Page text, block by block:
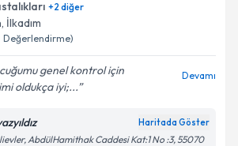
+2 diğer
, İlkadım
Değerlendirme)
genel kontrol için
oldukça iyi;...
Devamı
Haritada Göster
AbdülHamithak Caddesi Kat:1 No :3, 55070